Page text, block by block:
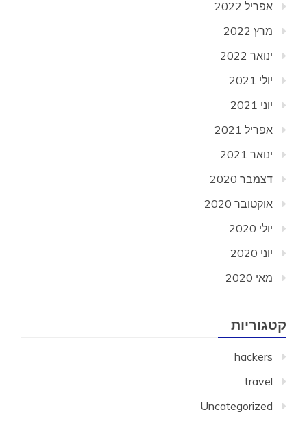
אפריל 2022
מרץ 2022
ינואר 2022
יולי 2021
יוני 2021
אפריל 2021
ינואר 2021
דצמבר 2020
אוקטובר 2020
יולי 2020
יוני 2020
מאי 2020
קטגוריות
hackers
travel
Uncategorized